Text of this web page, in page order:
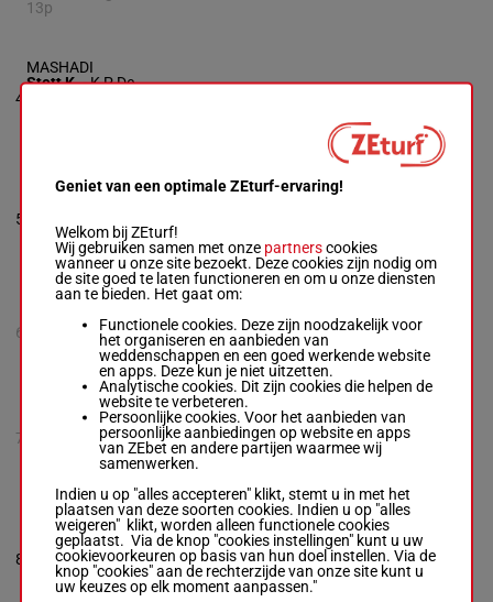
13p
4
MASHADI
Stott K.-K P De
59.5
5
ON POINT
Box: 3 -R/3 -59.5
6
Moore Rya. L.-J
59.5 kg
R/559.5
kg
7
SOUTH SHORE NS
Mitchell J.-R M H
59.5 kg
R/5 59.5
kg
8
WHITE
CHRISTMAS
Doyle Jam. J.-M
L W Bell
Box: 5 -H/2 -59.5
H/259.5
kg
5
Geniet van een optimale ZEturf-ervaring!
Welkom bij ZEturf!
Wij gebruiken samen met onze partnerscookies
wanneer u onze site bezoekt. Deze cookies zijn nodig om
de site goed te laten functioneren en om u onze diensten
aan te bieden. Het gaat om:
Functionele cookies. Deze zijn noodzakelijk voor
het organiseren en aanbieden van
weddenschappen en een goed werkende website
en apps. Deze kun je niet uitzetten.
Analytische cookies. Dit zijn cookies die helpen de
website te verbeteren.
Persoonlijke cookies. Voor het aanbieden van
persoonlijke aanbiedingen op website en apps
van ZEbet en andere partijen waarmee wij
samenwerken.
Indien u op "alles accepteren" klikt, stemt u in met het
plaatsen van deze soorten cookies. Indien u op "alles
weigeren" klikt, worden alleen functionele cookies
geplaatst. Via de knop "cookies instellingen" kunt u uw
cookievoorkeuren op basis van hun doel instellen. Via de
knop "cookies" aan de rechterzijde van onze site kunt u
uw keuzes op elk moment aanpassen."